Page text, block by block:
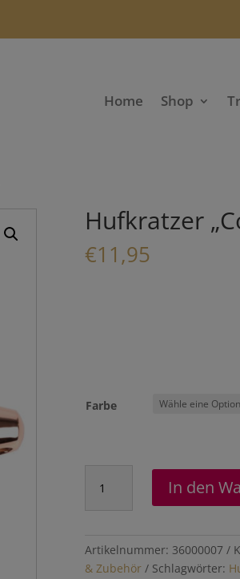
Home Shop
Hufkratzer
€11,95
Farbe
"ComfortCare"
In den
Artikelnummer: 36000007
& Zubehör
Schlagwörter: